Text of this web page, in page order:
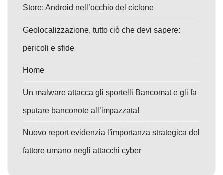
Store: Android nell’occhio del ciclone
Geolocalizzazione, tutto ciò che devi sapere:
pericoli e sfide
Home
Un malware attacca gli sportelli Bancomat e gli fa
sputare banconote all’impazzata!
Nuovo report evidenzia l’importanza strategica del
fattore umano negli attacchi cyber